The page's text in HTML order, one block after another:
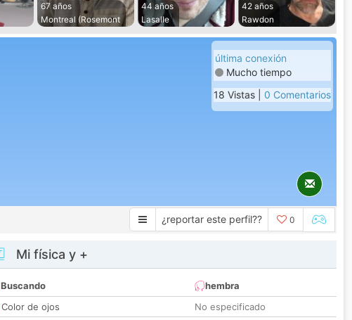
67 años
Montreal (Rosemont
44 años
Lasalle
42 años
Rawdon
última conexión
Mucho tiempo
18 Vistas | 0 Comentarios
¿reportar este perfil?? 0
Mi física y +
Buscando
hembra
Color de ojos
No especificado